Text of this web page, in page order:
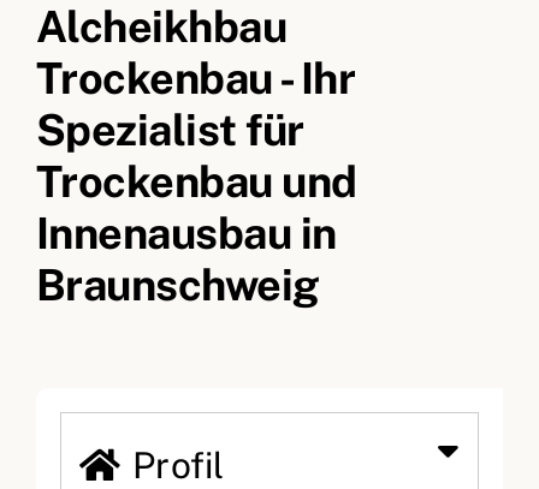
Fliesenrechner
Handwerker Ratgeber
Wir über uns
Alcheikhbau
Trockenbau - Ihr
Spezialist für
Trockenbau und
Innenausbau in
Braunschweig
Profil